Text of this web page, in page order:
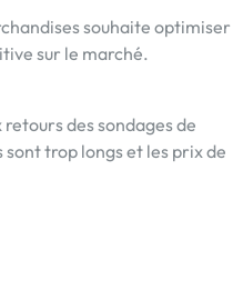
souhaite optimiser
sur le marché.
des sondages de
trop longs et les prix de